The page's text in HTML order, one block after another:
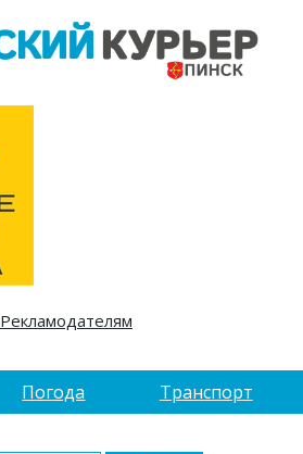
Рекламодателям
Погода Транспорт